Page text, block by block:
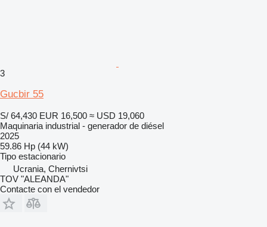
3
Gucbir 55
S/ 64,430 EUR 16,500 ≈ USD 19,060
Maquinaria industrial - generador de diésel
2025
59.86 Hp (44 kW)
Tipo estacionario
Ucrania, Chernivtsi
TOV "ALEANDA"
Contacte con el vendedor